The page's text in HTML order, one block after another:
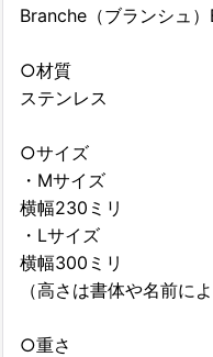
Branche（ブランシュ
○材質
ステンレス
○サイズ
・Mサイズ
横幅230ミリ
・Lサイズ
横幅300ミリ
（高さは書体や名前に
○重さ